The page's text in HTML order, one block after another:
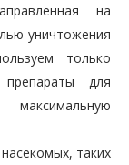
на
уничтожения
только
для
таких